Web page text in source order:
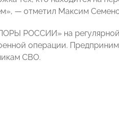
— отметил Максим
РОССИИ» на
операции.
СВО.